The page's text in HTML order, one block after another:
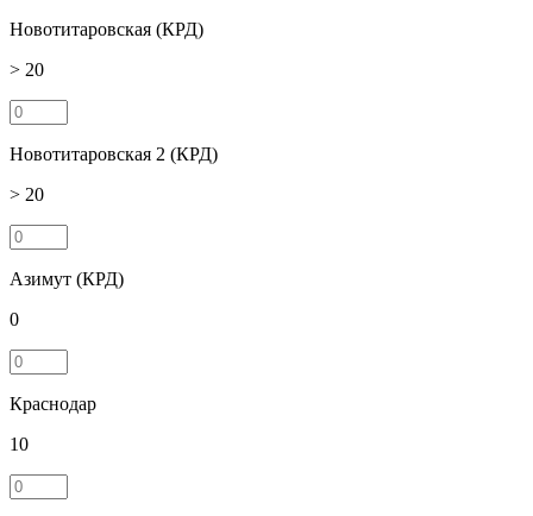
Новотитаровская (КРД)
> 20
Новотитаровская 2 (КРД)
> 20
Азимут (КРД)
0
Краснодар
10